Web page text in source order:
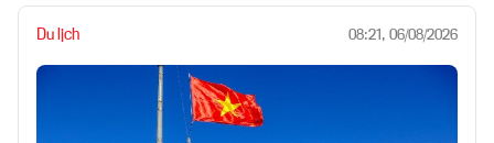
Du lịch 08:21, 06/08/2026